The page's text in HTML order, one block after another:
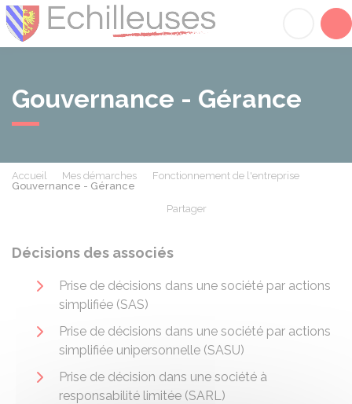
Gouvernance - Gérance
Accueil Mes démarches
Fonctionnement de l'entreprise
Gouvernance - Gérance
Partager
Décisions des associés
Prise de décisions dans une société par actions
simplifiée (SAS)
Prise de décisions dans une société par actions
simplifiée unipersonnelle (SASU)
Prise de décision dans une société à
responsabilité limitée (SARL)